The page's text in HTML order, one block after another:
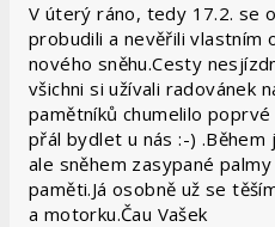
V úterý ráno, tedy 17.2. se
probudili a nevěřili vlastním
nového sněhu.Cesty
všichni si užívali radovánek
pamětníků chumelilo
přál bydlet u nás :-)
ale sněhem zasypané
paměti.Já osobně už se
a motorku.Čau Vašek